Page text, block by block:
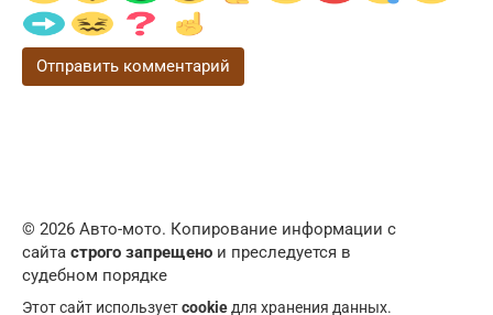
© 2026 Авто-мото. Копирование информации с
сайта строго запрещено и преследуется в
судебном порядке
Этот сайт используетcookie для хранения данных.